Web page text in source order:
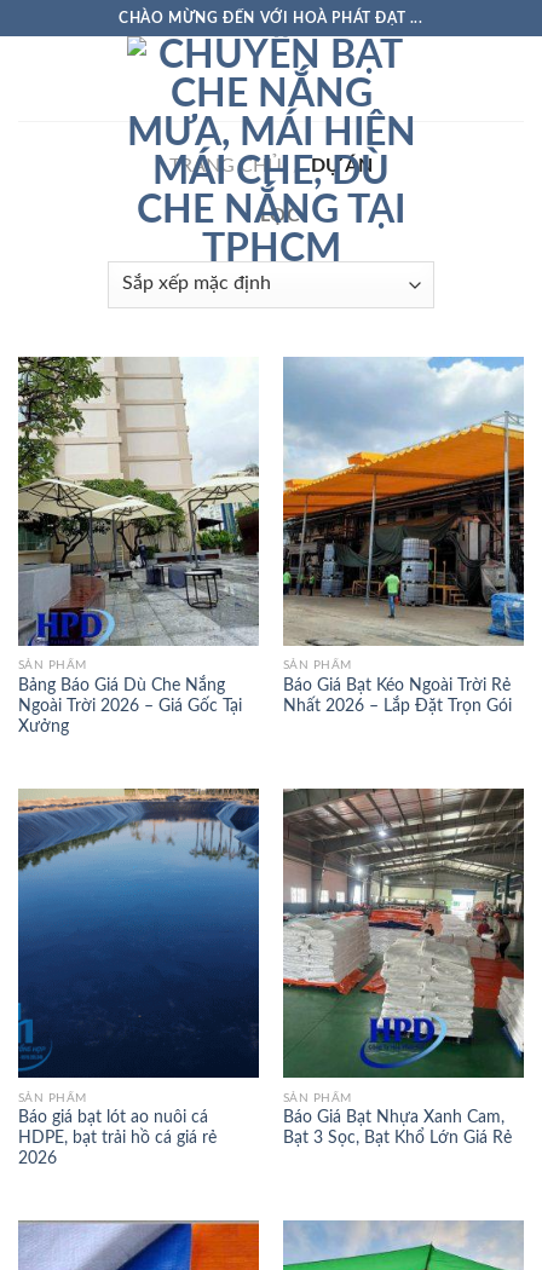
CHÀO MỪNG ĐẾN VỚI HOÀ PHÁT ĐẠT ...
TRANG CHỦ / DỰ ÁN
LỌC
SẢN PHẨM
Bảng Báo Giá Dù Che Nắng
Ngoài Trời 2026 – Giá Gốc Tại
Xưởng
SẢN PHẨM
Báo Giá Bạt Kéo Ngoài Trời Rẻ
Nhất 2026 – Lắp Đặt Trọn Gói
SẢN PHẨM
Báo giá bạt lót ao nuôi cá
HDPE, bạt trải hồ cá giá rẻ
2026
SẢN PHẨM
Báo Giá Bạt Nhựa Xanh Cam,
Bạt 3 Sọc, Bạt Khổ Lớn Giá Rẻ